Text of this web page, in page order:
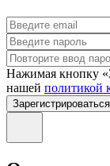
Нажимая кнопку
нашей политикой
Зарегистрироваться